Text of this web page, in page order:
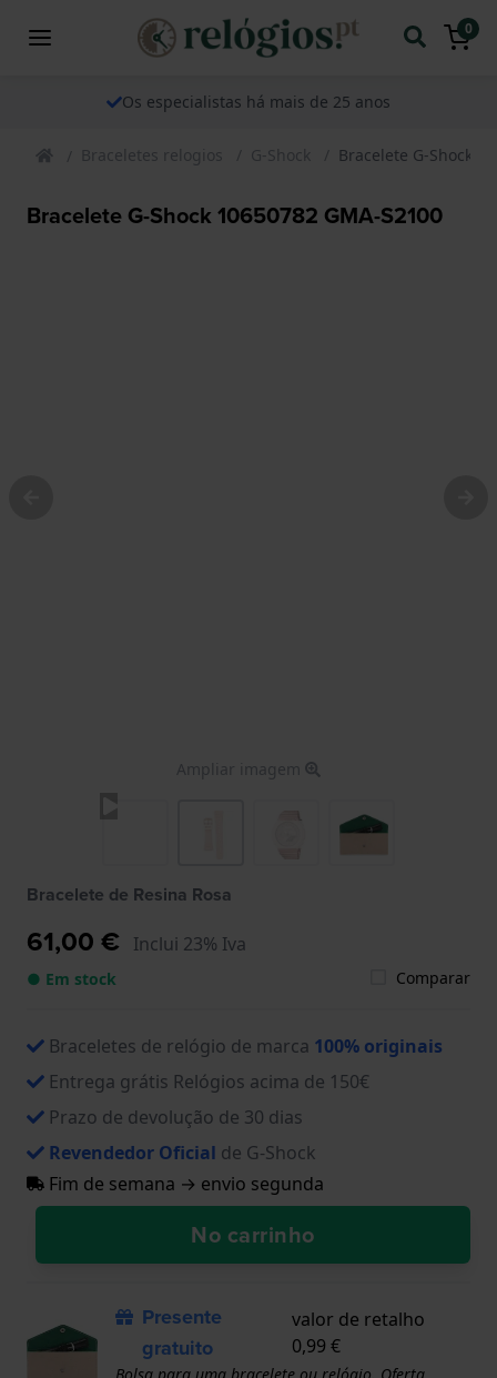
0
Os especialistas há mais de 25 anos
Braceletes relogios G-Shock Bracelete G-Shock
Bracelete G-Shock 10650782 GMA-S2100
Ampliar imagem
Bracelete de Resina Rosa
61,00 € Inclui 23% Iva
● Em stock Comparar
Braceletes de relógio de marca 100% originais
Entrega grátis Relógios acima de 150€
Prazo de devolução de 30 dias
Revendedor Oficial de G-Shock
Fim de semana → envio segunda
No carrinho
Presente
gratuito
valor de retalho
0,99 €